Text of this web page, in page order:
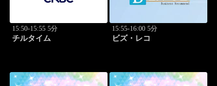
15:50-15:55 5分
チルタイム
15:55-16:00 5分
ビズ・レコ